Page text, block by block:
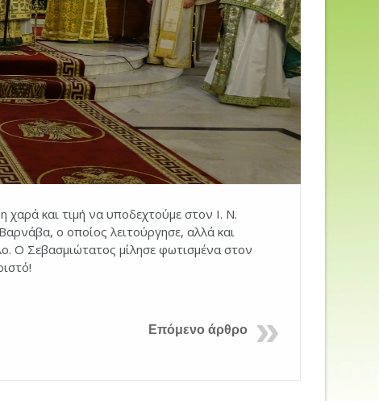
χαρά και τιμή να υποδεχτούμε στον Ι. Ν.
ο οποίος λειτούργησε, αλλά και
Ο Σεβασμιώτατος μίλησε φωτισμένα στον
Επόμενο άρθρο